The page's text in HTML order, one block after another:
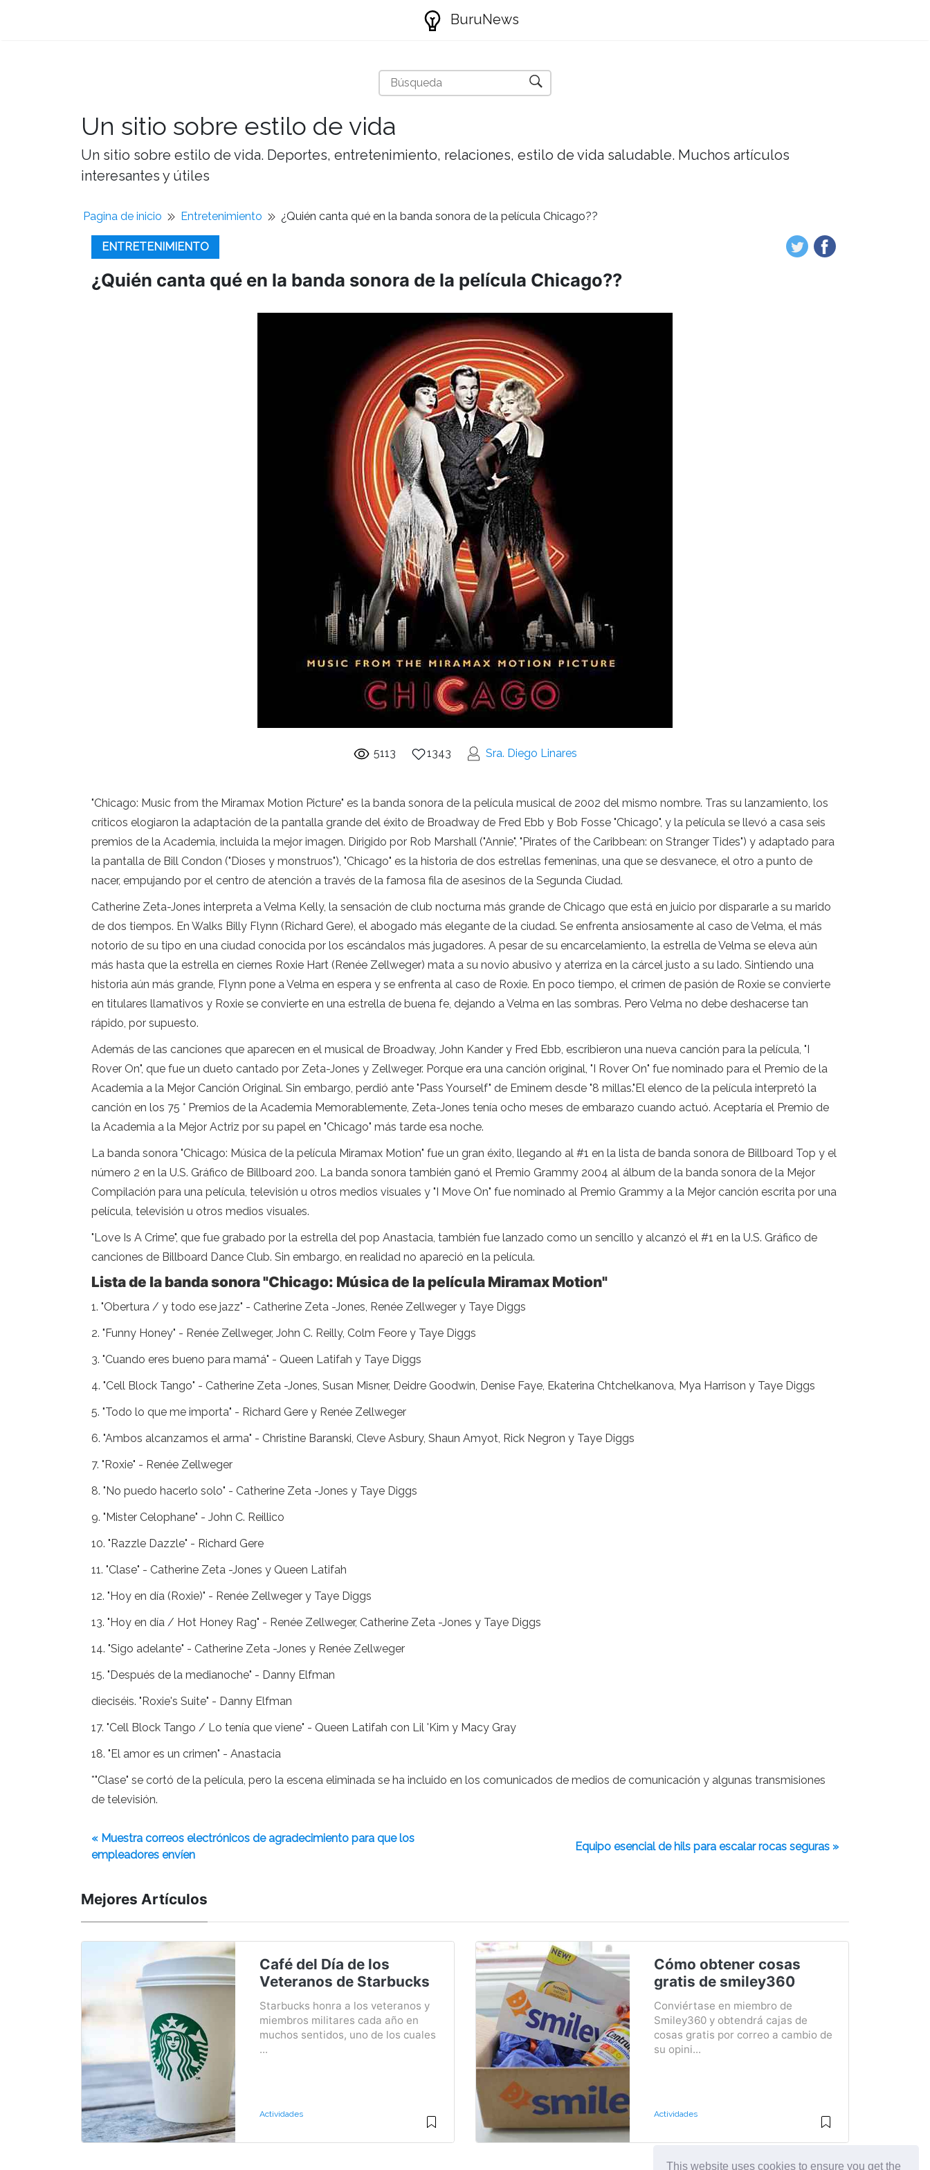
This website uses cookies to ensure you get the
BuruNews
Un sitio sobre estilo de vida
Un sitio sobre estilo de vida. Deportes, entretenimiento, relaciones, estilo de vida saludable. Muchos artículos
interesantes y útiles
Pagina de inicio Entretenimiento ¿Quién canta qué en la banda sonora de la película Chicago??
ENTRETENIMIENTO
¿Quién canta qué en la banda sonora de la película Chicago??
5113 1343 Sra. Diego Linares
"Chicago: Music from the Miramax Motion Picture" es la banda sonora de la película musical de 2002 del mismo nombre. Tras su lanzamiento, los
críticos elogiaron la adaptación de la pantalla grande del éxito de Broadway de Fred Ebb y Bob Fosse "Chicago", y la película se llevó a casa seis
premios de la Academia, incluida la mejor imagen. Dirigido por Rob Marshall ("Annie", "Pirates of the Caribbean: on Stranger Tides") y adaptado para
la pantalla de Bill Condon ("Dioses y monstruos"), "Chicago" es la historia de dos estrellas femeninas, una que se desvanece, el otro a punto de
nacer, empujando por el centro de atención a través de la famosa fila de asesinos de la Segunda Ciudad.
Catherine Zeta-Jones interpreta a Velma Kelly, la sensación de club nocturna más grande de Chicago que está en juicio por dispararle a su marido
de dos tiempos. En Walks Billy Flynn (Richard Gere), el abogado más elegante de la ciudad. Se enfrenta ansiosamente al caso de Velma, el más
notorio de su tipo en una ciudad conocida por los escándalos más jugadores. A pesar de su encarcelamiento, la estrella de Velma se eleva aún
más hasta que la estrella en ciernes Roxie Hart (Renée Zellweger) mata a su novio abusivo y aterriza en la cárcel justo a su lado. Sintiendo una
historia aún más grande, Flynn pone a Velma en espera y se enfrenta al caso de Roxie. En poco tiempo, el crimen de pasión de Roxie se convierte
en titulares llamativos y Roxie se convierte en una estrella de buena fe, dejando a Velma en las sombras. Pero Velma no debe deshacerse tan
rápido, por supuesto.
Además de las canciones que aparecen en el musical de Broadway, John Kander y Fred Ebb, escribieron una nueva canción para la película, "I
Rover On", que fue un dueto cantado por Zeta-Jones y Zellweger. Porque era una canción original, "I Rover On" fue nominado para el Premio de la
Academia a la Mejor Canción Original. Sin embargo, perdió ante "Pass Yourself" de Eminem desde "8 millas."El elenco de la película interpretó la
canción en los 75 ° Premios de la Academia Memorablemente, Zeta-Jones tenía ocho meses de embarazo cuando actuó. Aceptaría el Premio de
la Academia a la Mejor Actriz por su papel en "Chicago" más tarde esa noche.
La banda sonora "Chicago: Música de la película Miramax Motion" fue un gran éxito, llegando al #1 en la lista de banda sonora de Billboard Top y el
número 2 en la U.S. Gráfico de Billboard 200. La banda sonora también ganó el Premio Grammy 2004 al álbum de la banda sonora de la Mejor
Compilación para una película, televisión u otros medios visuales y "I Move On" fue nominado al Premio Grammy a la Mejor canción escrita por una
película, televisión u otros medios visuales.
"Love Is A Crime", que fue grabado por la estrella del pop Anastacia, también fue lanzado como un sencillo y alcanzó el #1 en la U.S. Gráfico de
canciones de Billboard Dance Club. Sin embargo, en realidad no apareció en la película.
Lista de la banda sonora "Chicago: Música de la película Miramax Motion"
1. "Obertura / y todo ese jazz" - Catherine Zeta -Jones, Renée Zellweger y Taye Diggs
2. "Funny Honey" - Renée Zellweger, John C. Reilly, Colm Feore y Taye Diggs
3. "Cuando eres bueno para mamá" - Queen Latifah y Taye Diggs
4. "Cell Block Tango" - Catherine Zeta -Jones, Susan Misner, Deidre Goodwin, Denise Faye, Ekaterina Chtchelkanova, Mya Harrison y Taye Diggs
5. "Todo lo que me importa" - Richard Gere y Renée Zellweger
6. "Ambos alcanzamos el arma" - Christine Baranski, Cleve Asbury, Shaun Amyot, Rick Negron y Taye Diggs
7. "Roxie" - Renée Zellweger
8. "No puedo hacerlo solo" - Catherine Zeta -Jones y Taye Diggs
9. "Mister Celophane" - John C. Reillico
10. "Razzle Dazzle" - Richard Gere
11. "Clase" - Catherine Zeta -Jones y Queen Latifah
12. "Hoy en día (Roxie)" - Renée Zellweger y Taye Diggs
13. "Hoy en día / Hot Honey Rag" - Renée Zellweger, Catherine Zeta -Jones y Taye Diggs
14. "Sigo adelante" - Catherine Zeta -Jones y Renée Zellweger
15. "Después de la medianoche" - Danny Elfman
dieciséis. "Roxie's Suite" - Danny Elfman
17. "Cell Block Tango / Lo tenía que viene" - Queen Latifah con Lil 'Kim y Macy Gray
18. "El amor es un crimen" - Anastacia
*"Clase" se cortó de la película, pero la escena eliminada se ha incluido en los comunicados de medios de comunicación y algunas transmisiones
de televisión.
« Muestra correos electrónicos de agradecimiento para que los
empleadores envíen
Equipo esencial de hils para escalar rocas seguras »
Mejores Artículos
Café del Día de los
Veteranos de Starbucks
Starbucks honra a los veteranos y
miembros militares cada año en
muchos sentidos, uno de los cuales
...
Actividades
Cómo obtener cosas
gratis de smiley360
Conviértase en miembro de
Smiley360 y obtendrá cajas de
cosas gratis por correo a cambio de
su opini...
Actividades